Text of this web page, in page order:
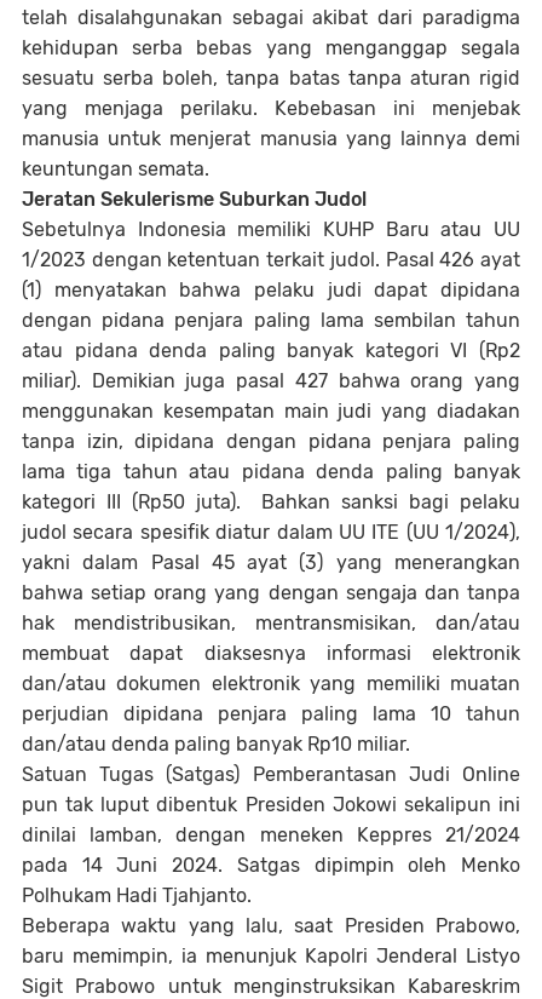
telah disalahgunakan sebagai akibat dari paradigma
kehidupan serba bebas yang menganggap segala
sesuatu serba boleh, tanpa batas tanpa aturan rigid
yang menjaga perilaku. Kebebasan ini menjebak
manusia untuk menjerat manusia yang lainnya demi
keuntungan semata.
Jeratan Sekulerisme Suburkan Judol
Sebetulnya Indonesia memiliki KUHP Baru atau UU
1/2023 dengan ketentuan terkait judol. Pasal 426 ayat
(1) menyatakan bahwa pelaku judi dapat dipidana
dengan pidana penjara paling lama sembilan tahun
atau pidana denda paling banyak kategori VI (Rp2
miliar). Demikian juga pasal 427 bahwa orang yang
menggunakan kesempatan main judi yang diadakan
tanpa izin, dipidana dengan pidana penjara paling
lama tiga tahun atau pidana denda paling banyak
kategori III (Rp50 juta). Bahkan sanksi bagi pelaku
judol secara spesifik diatur dalam UU ITE (UU 1/2024),
yakni dalam Pasal 45 ayat (3) yang menerangkan
bahwa setiap orang yang dengan sengaja dan tanpa
hak mendistribusikan, mentransmisikan, dan/atau
membuat dapat diaksesnya informasi elektronik
dan/atau dokumen elektronik yang memiliki muatan
perjudian dipidana penjara paling lama 10 tahun
dan/atau denda paling banyak Rp10 miliar.
Satuan Tugas (Satgas) Pemberantasan Judi Online
pun tak luput dibentuk Presiden Jokowi sekalipun ini
dinilai lamban, dengan meneken Keppres 21/2024
pada 14 Juni 2024. Satgas dipimpin oleh Menko
Polhukam Hadi Tjahjanto.
Beberapa waktu yang lalu, saat Presiden Prabowo,
baru memimpin, ia menunjuk Kapolri Jenderal Listyo
Sigit Prabowo untuk menginstruksikan Kabareskrim